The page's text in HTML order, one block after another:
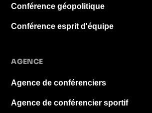
Conférence géopolitique
Conférence esprit d'équipe
AGENCE
Agence de conférenciers
Agence de conférencier sportif